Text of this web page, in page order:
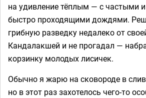
на удивление тёплым — с частыми
быстро проходящими дождями.
грибную разведку недалеко от
Кандалакшей и не прогадал —
корзинку молодых лисичек.
Обычно я жарю на сковороде в
но в этот раз захотелось чего-то